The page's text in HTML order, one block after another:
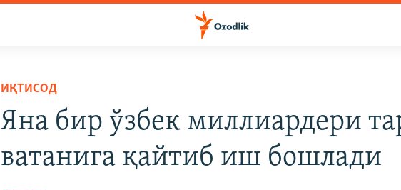
ИҚТИСОД
Яна бир ўзбек миллиардери
ватанига қайтиб иш бошлади